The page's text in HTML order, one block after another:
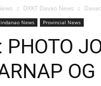
DXKT Davao News
News Provincial News
PHOTO